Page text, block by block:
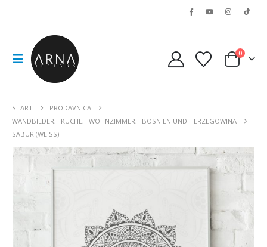
0
START
PRODAVNICA
WANDBILDER, KÜCHE, WOHNZIMMER,
BOSNIEN UND HERZEGOWINA
SABUR (WEISS)